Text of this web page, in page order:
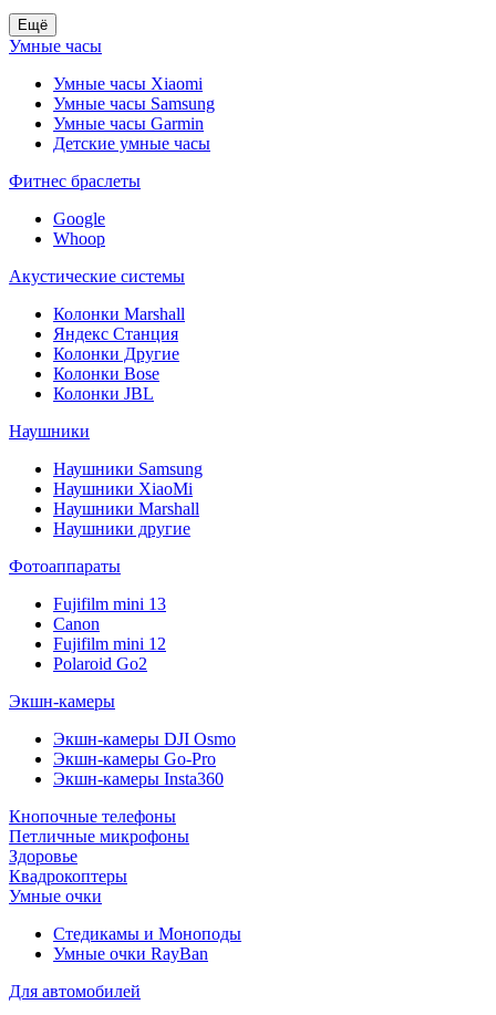
Ещё
Умные часы
Умные часы Xiaomi
Умные часы Samsung
Умные часы Garmin
Детские умные часы
Фитнес браслеты
Google
Whoop
Акустические системы
Колонки Marshall
Яндекс Станция
Колонки Другие
Колонки Bose
Колонки JBL
Наушники
Наушники Samsung
Наушники XiaoMi
Наушники Marshall
Наушники другие
Фотоаппараты
Fujifilm mini 13
Canon
Fujifilm mini 12
Polaroid Go2
Экшн-камеры
Экшн-камеры DJI Osmo
Экшн-камеры Go-Pro
Экшн-камеры Insta360
Кнопочные телефоны
Петличные микрофоны
Здоровье
Квадрокоптеры
Умные очки
Стедикамы и Моноподы
Умные очки RayBan
Для автомобилей